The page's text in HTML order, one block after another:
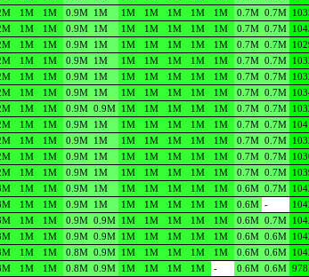
1M 1M 0.9M 1M 1M 1M 1M 1M 1M 0.7M 0.7M
1M 1M 0.9M 1M 1M 1M 1M 1M 1M 0.7M 0.7M
1M 1M 0.9M 1M 1M 1M 1M 1M 1M 0.7M 0.7M
1M 1M 0.9M 1M 1M 1M 1M 1M 1M 0.7M 0.7M
1M 1M 0.9M 1M 1M 1M 1M 1M 1M 0.7M 0.7M
1M 1M 0.9M 1M 1M 1M 1M 1M 1M 0.7M 0.7M
1M 1M 0.9M 0.9M 1M 1M 1M 1M 1M 0.7M 0.7M
1M 1M 0.9M 1M 1M 1M 1M 1M 1M 0.7M 0.7M
1M 1M 0.9M 1M 1M 1M 1M 1M 1M 0.7M 0.7M
1M 1M 0.9M 1M 1M 1M 1M 1M 1M 0.7M 0.7M
1M 1M 0.9M 1M 1M 1M 1M 1M 1M 0.7M 0.7M
1M 1M 0.9M 1M 1M 1M 1M 1M 1M 0.6M 0.7M
1M 1M 0.9M 1M 1M 1M 1M 1M 1M 0.6M -
1M 1M 0.9M 0.9M 1M 1M 1M 1M 1M 0.6M 0.7M
1M 1M 0.9M 0.9M 1M 1M 1M 1M 1M 0.6M 0.6M
1M 1M 0.8M 0.9M 1M 1M 1M 1M 1M 0.6M 0.6M
1M 1M 0.8M 0.9M 1M 1M 1M 1M - 0.6M 0.6M